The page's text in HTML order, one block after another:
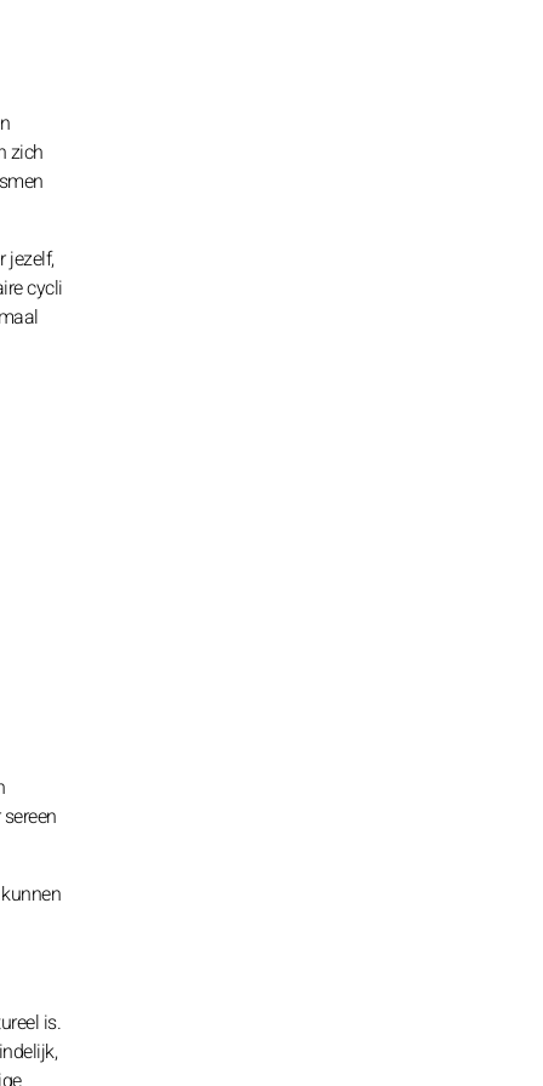
zich
jezelf,
cycli
is.